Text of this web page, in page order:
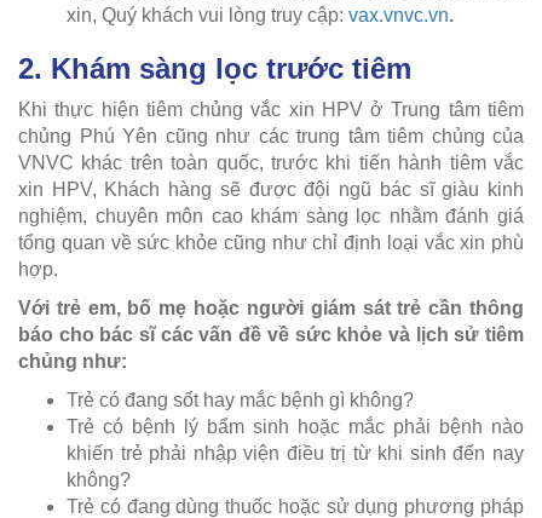
xin, Quý khách vui lòng truy cập: vax.vnvc.vn.
2. Khám sàng lọc trước tiêm
Khi thực hiện tiêm chủng vắc xin HPV ở Trung tâm tiêm
chủng Phú Yên cũng như các trung tâm tiêm chủng của
VNVC khác trên toàn quốc, trước khi tiến hành tiêm vắc
xin HPV, Khách hàng sẽ được đội ngũ bác sĩ giàu kinh
nghiệm, chuyên môn cao khám sàng lọc nhằm đánh giá
tổng quan về sức khỏe cũng như chỉ định loại vắc xin phù
hợp.
Với trẻ em, bố mẹ hoặc người giám sát trẻ cần thông
báo cho bác sĩ các vấn đề về sức khỏe và lịch sử tiêm
chủng như:
Trẻ có đang sốt hay mắc bệnh gì không?
Trẻ có bệnh lý bẩm sinh hoặc mắc phải bệnh nào
khiến trẻ phải nhập viện điều trị từ khi sinh đến nay
không?
Trẻ có đang dùng thuốc hoặc sử dụng phương pháp